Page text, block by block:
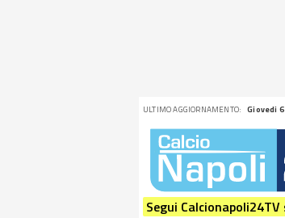
ULTIMO AGGIORNAMENTO: Giovedi
Segui